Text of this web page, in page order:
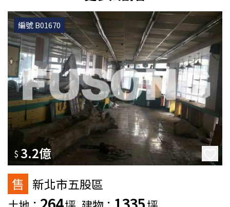
編號 B01670
$ 3.2億
售 新北市五股區